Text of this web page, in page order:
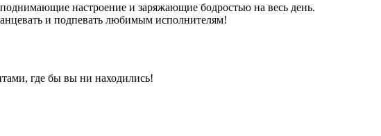
настроение и заряжающие бодростью на весь день.
и подпевать любимым исполнителям!
где бы вы ни находились!